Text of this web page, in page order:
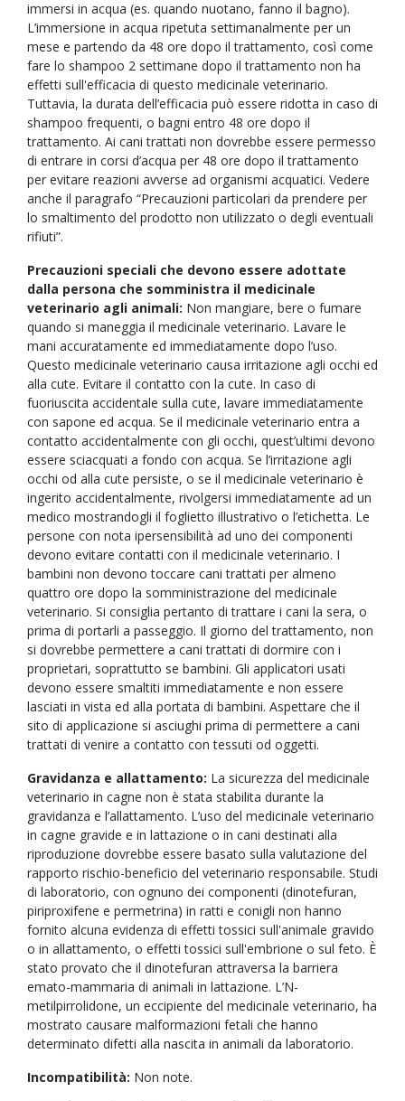
immersi in acqua (es. quando nuotano, fanno il bagno).
L’immersione in acqua ripetuta settimanalmente per un
mese e partendo da 48 ore dopo il trattamento, così come
fare lo shampoo 2 settimane dopo il trattamento non ha
effetti sull'efficacia di questo medicinale veterinario.
Tuttavia, la durata dell’efficacia può essere ridotta in caso di
shampoo frequenti, o bagni entro 48 ore dopo il
trattamento. Ai cani trattati non dovrebbe essere permesso
di entrare in corsi d’acqua per 48 ore dopo il trattamento
per evitare reazioni avverse ad organismi acquatici. Vedere
anche il paragrafo “Precauzioni particolari da prendere per
lo smaltimento del prodotto non utilizzato o degli eventuali
rifiuti”.
Precauzioni speciali che devono essere adottate
dalla persona che somministra il medicinale
veterinario agli animali: Non mangiare, bere o fumare
quando si maneggia il medicinale veterinario. Lavare le
mani accuratamente ed immediatamente dopo l’uso.
Questo medicinale veterinario causa irritazione agli occhi ed
alla cute. Evitare il contatto con la cute. In caso di
fuoriuscita accidentale sulla cute, lavare immediatamente
con sapone ed acqua. Se il medicinale veterinario entra a
contatto accidentalmente con gli occhi, quest’ultimi devono
essere sciacquati a fondo con acqua. Se l’irritazione agli
occhi od alla cute persiste, o se il medicinale veterinario è
ingerito accidentalmente, rivolgersi immediatamente ad un
medico mostrandogli il foglietto illustrativo o l’etichetta. Le
persone con nota ipersensibilità ad uno dei componenti
devono evitare contatti con il medicinale veterinario. I
bambini non devono toccare cani trattati per almeno
quattro ore dopo la somministrazione del medicinale
veterinario. Si consiglia pertanto di trattare i cani la sera, o
prima di portarli a passeggio. Il giorno del trattamento, non
si dovrebbe permettere a cani trattati di dormire con i
proprietari, soprattutto se bambini. Gli applicatori usati
devono essere smaltiti immediatamente e non essere
lasciati in vista ed alla portata di bambini. Aspettare che il
sito di applicazione si asciughi prima di permettere a cani
trattati di venire a contatto con tessuti od oggetti.
Gravidanza e allattamento: La sicurezza del medicinale
veterinario in cagne non è stata stabilita durante la
gravidanza e l’allattamento. L’uso del medicinale veterinario
in cagne gravide e in lattazione o in cani destinati alla
riproduzione dovrebbe essere basato sulla valutazione del
rapporto rischio-beneficio del veterinario responsabile. Studi
di laboratorio, con ognuno dei componenti (dinotefuran,
piriproxifene e permetrina) in ratti e conigli non hanno
fornito alcuna evidenza di effetti tossici sull'animale gravido
o in allattamento, o effetti tossici sull'embrione o sul feto. È
stato provato che il dinotefuran attraversa la barriera
emato-mammaria di animali in lattazione. L’N-
metilpirrolidone, un eccipiente del medicinale veterinario, ha
mostrato causare malformazioni fetali che hanno
determinato difetti alla nascita in animali da laboratorio.
Incompatibilità: Non note.